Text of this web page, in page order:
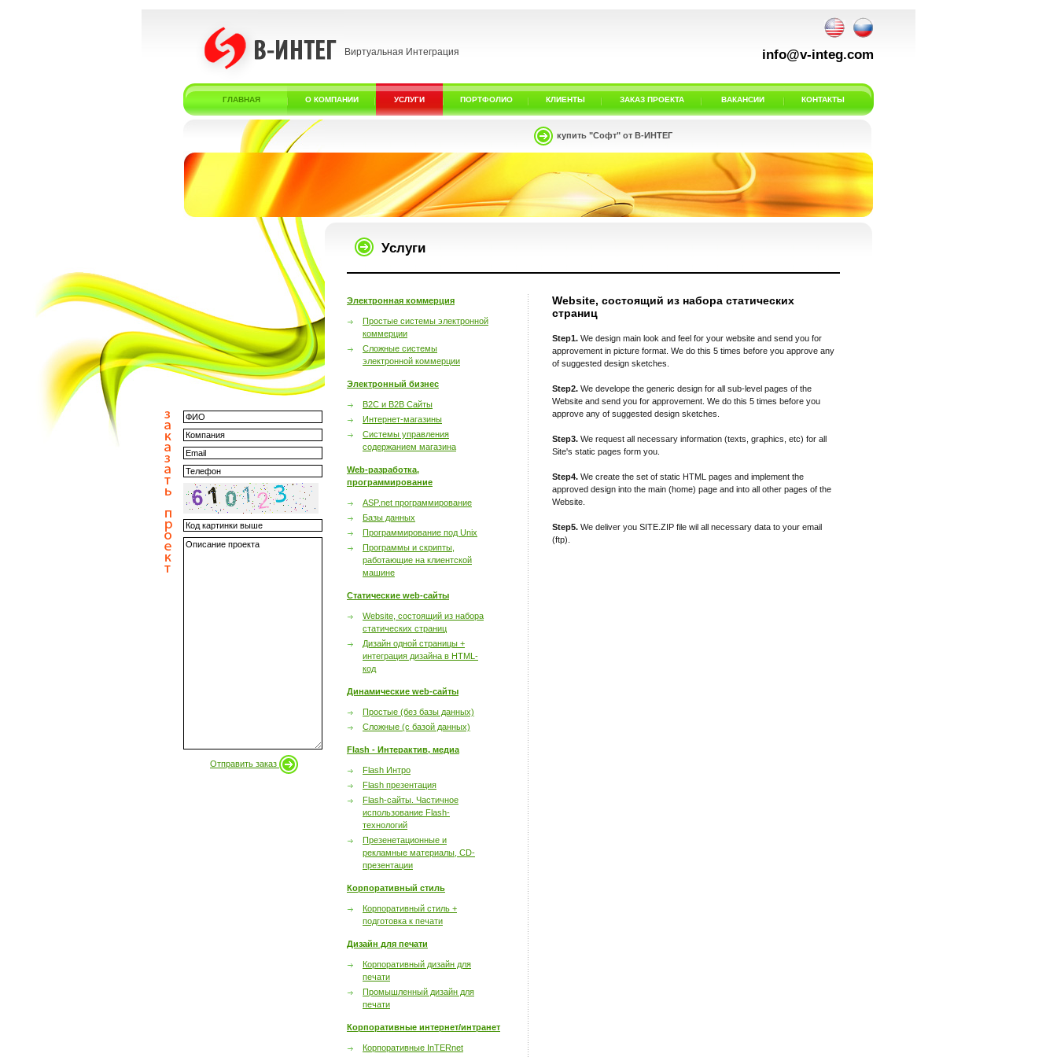
Виртуальная Интеграция info@v-integ.com
ГЛАВНАЯ О КОМПАНИИ УСЛУГИ ПОРТФОЛИО КЛИЕНТЫ ЗАКАЗ ПРОЕКТА ВАКАНСИИ КОНТАКТЫ
Отправить заказ
купить "Софт" от В-ИНТЕГ
Услуги
Электронная коммерция
Простые системы электронной
коммерции
Сложные системы
электронной коммерции
Электронный бизнес
B2C и B2B Сайты
Интернет-магазины
Системы управления
содержанием магазина
Web-разработка,
программирование
ASP.net программирование
Базы данных
Программирование под Unix
Программы и скрипты,
работающие на клиентской
машине
Статические web-сайты
Website, состоящий из набора
статических страниц
Дизайн одной страницы +
интеграция дизайна в HTML-
код
Динамические web-сайты
Простые (без базы данных)
Сложные (с базой данных)
Flash - Интерактив, медиа
Flash Интро
Flash презентация
Flash-сайты. Частичное
использование Flash-
технологий
Презенетационные и
рекламные материалы, CD-
презентации
Корпоративный стиль
Корпоративный стиль +
подготовка к печати
Дизайн для печати
Корпоративный дизайн для
печати
Промышленный дизайн для
печати
Корпоративные интернет/интранет
Корпоративные InTERnet
Website, состоящий из набора статических
страниц
Step1. We design main look and feel for your website and send you for
approvement in picture format. We do this 5 times before you approve any
of suggested design sketches.
Step2. We develope the generic design for all sub-level pages of the
Website and send you for approvement. We do this 5 times before you
approve any of suggested design sketches.
Step3. We request all necessary information (texts, graphics, etc) for all
Site's static pages form you.
Step4. We create the set of static HTML pages and implement the
approved design into the main (home) page and into all other pages of the
Website.
Step5. We deliver you SITE.ZIP file wil all necessary data to your email
(ftp).